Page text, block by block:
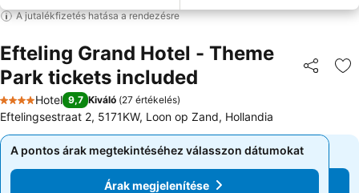
A jutalékfizetés hatása a rendezésre
Efteling Grand Hotel - Theme
Park tickets included
4 Kategória
Hotel 9,7 Kiváló (27 értékelés)
Eftelingsestraat 2, 5171KW, Loon op Zand, Hollandia
A pontos árak megtekintéséhez válasszon dátumokat
Árak megjelenítése
A pontos árak megtekintéséhez válasszon dátumokat
Árak megjelenítése